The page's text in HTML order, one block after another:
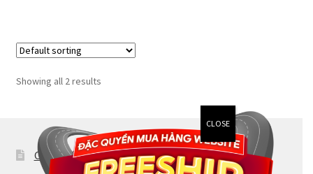
Showing all 2 results
Chính Sách Vận Chuyển
CLOSE